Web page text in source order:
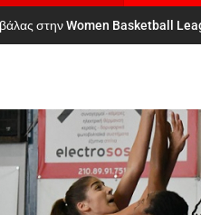
στην Women Basketball
η Εθνική Γυναικών: